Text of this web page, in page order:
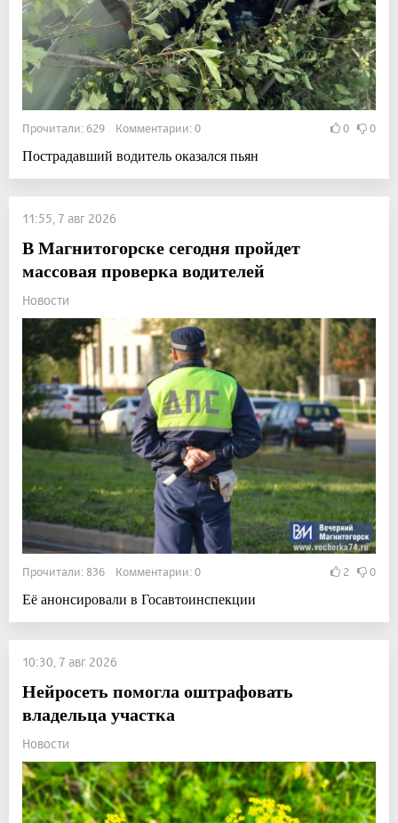
Прочитали: 629 Комментарии: 0 0 0
Пострадавший водитель оказался пьян
11:55, 7 авг 2026
В Магнитогорске сегодня пройдет
массовая проверка водителей
Новости
Прочитали: 836 Комментарии: 0 2 0
Её анонсировали в Госавтоинспекции
10:30, 7 авг 2026
Нейросеть помогла оштрафовать
владельца участка
Новости